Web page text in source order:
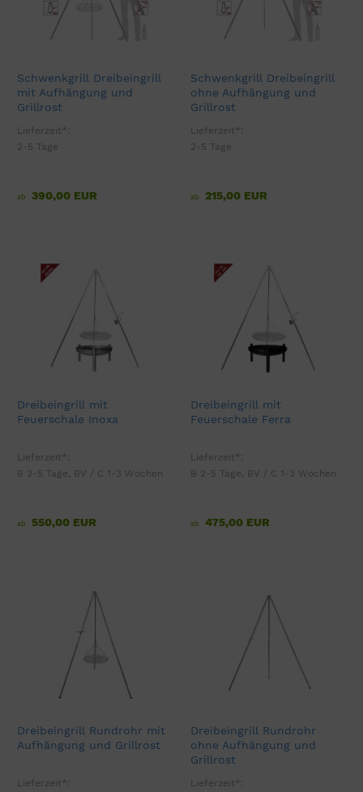
Schwenkgrill Dreibeingrill
mit Aufhängung und
Grillrost
Lieferzeit*:
2-5 Tage
ab 390,00 EUR
Schwenkgrill Dreibeingrill
ohne Aufhängung und
Grillrost
Lieferzeit*:
2-5 Tage
ab 215,00 EUR
Dreibeingrill mit
Feuerschale Inoxa
Lieferzeit*:
B 2-5 Tage, BV / C 1-3 Wochen
ab 550,00 EUR
Dreibeingrill mit
Feuerschale Ferra
Lieferzeit*:
B 2-5 Tage, BV / C 1-3 Wochen
ab 475,00 EUR
Dreibeingrill Rundrohr mit
Aufhängung und Grillrost
Lieferzeit*:
Dreibeingrill Rundrohr
ohne Aufhängung und
Grillrost
Lieferzeit*: